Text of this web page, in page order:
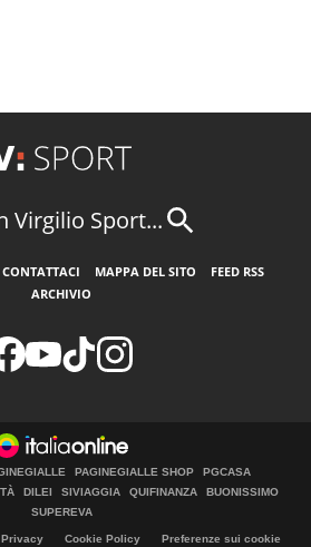
Virgilio Sport...
CONTATTACI MAPPA DEL SITO
FEED RSS
ARCHIVIO
PAGINEGIALLE SHOP
PGCASA
DILEI SIVIAGGIA QUIFINANZA
BUONISSIMO
SUPEREVA
Privacy Cookie Policy Preferenze sui cookie